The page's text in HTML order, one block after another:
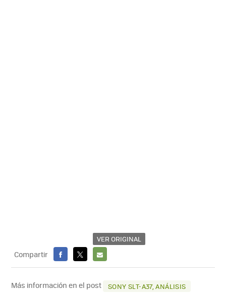
VER ORIGINAL
Compartir
FACEBOOK
X
E-
MAIL
Más información en el post SONY SLT-A37, ANÁLISIS